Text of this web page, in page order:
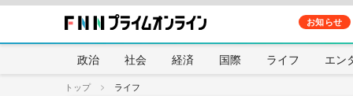
お知らせ
政治 社会 経済 国際 ライフ エン
トップ ライフ